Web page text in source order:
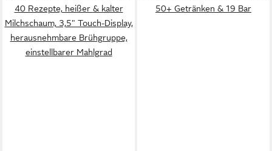
40 Rezepte, heißer & kalter
Milchschaum, 3,5" Touch-Display,
herausnehmbare Brühgruppe,
einstellbarer Mahlgrad
50+ Getränken & 19 Bar